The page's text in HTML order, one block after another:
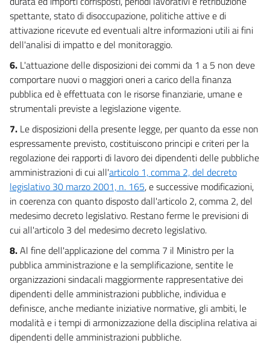
spettante, stato di disoccupazione, politiche attive e di
attivazione ricevute ed eventuali altre informazioni utili ai fini
dell'analisi di impatto e del monitoraggio.
6. L'attuazione delle disposizioni dei commi da 1 a 5 non deve
comportare nuovi o maggiori oneri a carico della finanza
pubblica ed è effettuata con le risorse finanziarie, umane e
strumentali previste a legislazione vigente.
7. Le disposizioni della presente legge, per quanto da esse non
espressamente previsto, costituiscono principi e criteri per la
regolazione dei rapporti di lavoro dei dipendenti delle pubbliche
amministrazioni di cui all'articolo 1, comma 2, del decreto
legislativo 30 marzo 2001, n. 165, e successive modificazioni,
in coerenza con quanto disposto dall'articolo 2, comma 2, del
medesimo decreto legislativo. Restano ferme le previsioni di
cui all'articolo 3 del medesimo decreto legislativo.
8.Al fine dell'applicazione del comma 7 il Ministro per la
pubblica amministrazione e la semplificazione, sentite le
organizzazioni sindacali maggiormente rappresentative dei
dipendenti delle amministrazioni pubbliche, individua e
definisce, anche mediante iniziative normative, gli ambiti, le
modalità e i tempi di armonizzazione della disciplina relativa ai
dipendenti delle amministrazioni pubbliche.